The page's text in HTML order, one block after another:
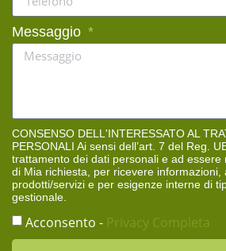
Messaggio
CONSENSO DELL'INTERESSATO AL
PERSONALI Ai sensi dell’art. 7 del Reg.
trattamento dei dati personali e ad essere
di Mia richiesta, per ricevere informazioni,
prodotti/servizi e per esigenze interne di
gestionale.
Acconsento - Privacy Completa